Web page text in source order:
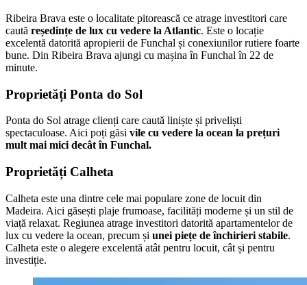
Ribeira Brava este o localitate pitorească ce atrage investitori care
caută reședințe de lux cu vedere la Atlantic. Este o locație
excelentă datorită apropierii de Funchal și conexiunilor rutiere foarte
bune. Din Ribeira Brava ajungi cu mașina în Funchal în 22 de
minute.
Proprietăți Ponta do Sol
Ponta do Sol atrage clienți care caută liniște și priveliști
spectaculoase. Aici poți găsi vile cu vedere la ocean la prețuri
mult mai mici decât în Funchal.
Proprietăți Calheta
Calheta este una dintre cele mai populare zone de locuit din
Madeira. Aici găsești plaje frumoase, facilități moderne și un stil de
viață relaxat. Regiunea atrage investitori datorită apartamentelor de
lux cu vedere la ocean, precum și unei piețe de închirieri stabile.
Calheta este o alegere excelentă atât pentru locuit, cât și pentru
investiție.